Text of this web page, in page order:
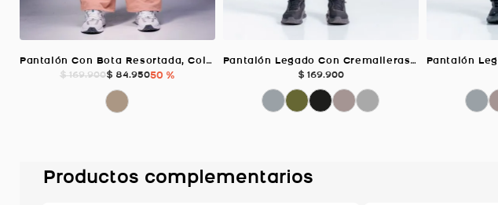
Pantalón Con Bota Resortada, Color ARENA Para Hombre
$ 169.900$ 84.95050 %
Pantalón Legado Con Cremalleras Deportiv, Color TAUPE Para Hombre
$ 169.900
Productos complementarios